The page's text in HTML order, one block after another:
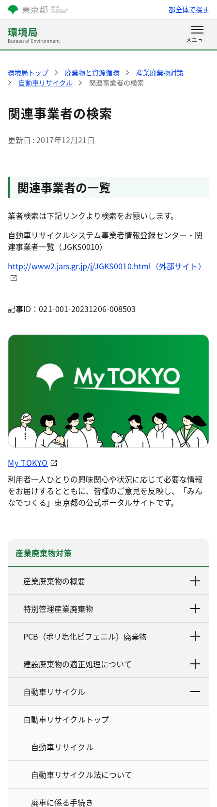
都全体で探す
環境局トップ 廃棄物と資源循環
産業廃棄物対策
自動車リサイクル
関連事業者の検索
関連事業者の検索
更新日 2017年12月21日
関連事業者の一覧
業者検索は下記リンクより検索をお願いします。
自動車リサイクルシステム事業者情報登録センター・関
連事業者一覧（JGKS0010）
http://www2.jars.gr.jp/j/JGKS0010.html（外部サイト）
記事ID：021-001-20231206-008503
My TOKYO
利用者一人ひとりの興味関心や状況に応じて必要な情報
をお届けするとともに、皆様のご意見を反映し、「みん
なでつくる」東京都の公式ポータルサイトです。
産業廃棄物対策
産業廃棄物の概要
特別管理産業廃棄物
PCB（ポリ塩化ビフェニル）廃棄物
建設廃棄物の適正処理について
自動車リサイクル
自動車リサイクルトップ
自動車リサイクル
自動車リサイクル法について
廃車に係る手続き